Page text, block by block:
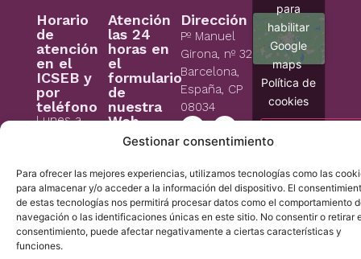
Gestionar consentimiento
Para ofrecer las mejores experiencias, utilizamos tecnologías como las
para almacenar y/o acceder a la información del dispositivo. El
de estas tecnologías nos permitirá procesar datos como el comportamiento
navegación o las identificaciones únicas en este sitio. No consentir o retirar
consentimiento, puede afectar negativamente a ciertas características y
funciones.
Horario
de
atención
en el
ICSEB y
por
teléfono
Lunes a
Viernes: 9-
15h (UTC +1)
Sábado y
domingo:
cerrado
icb@institutchiaribcn.com
Atención
las 24
horas en
el
formulario
de
nuestra
Web
932 800 836
Asesoría
legal
Normativa
Jurídica
Aviso Legal
Dirección
Pº Manuel
Girona, nº 32
Barcelona,
España, CP
08034
para
habilitar
Google
maps
Política de
cookies